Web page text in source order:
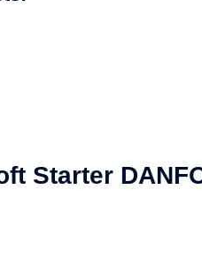
Starter